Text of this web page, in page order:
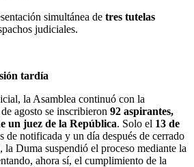
simultánea de tres tutelas
judiciales.
tardía
la Asamblea continuó con la
agosto se inscribieron 92 aspirantes,
un juez de la República. Solo el 13 de
de notificada y un día después de cerrado
Duma suspendió el proceso mediante la
ahora sí, el cumplimiento de la